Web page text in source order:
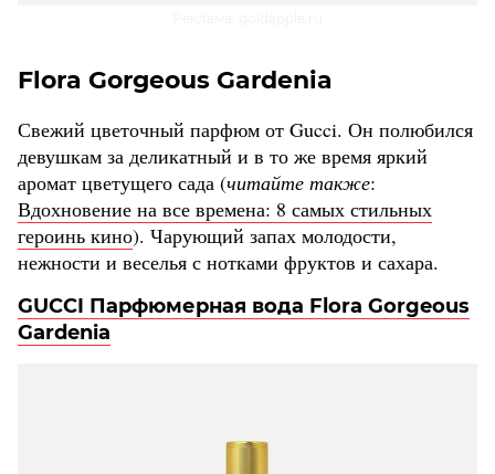
Flora Gorgeous Gardenia
Свежий цветочный парфюм от Gucci. Он полюбился
девушкам за деликатный и в то же время яркий
аромат цветущего сада (читайте также:
Вдохновение на все времена: 8 самых стильных
героинь кино). Чарующий запах молодости,
нежности и веселья с нотками фруктов и сахара.
GUCCI Парфюмерная вода Flora Gorgeous
Gardenia